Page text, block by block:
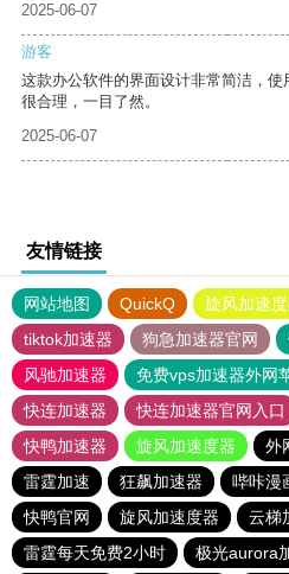
2025-06-07
游客
这款办公软件的界面设计非常简洁，
很合理，一目了然。
2025-06-07
友情链接
网站地图 QuickQ 旋风加速
tiktok加速器
狗急加速器官网
风驰加速器
免费vps加速器外网
快连加速器
快连加速器官网入口
快鸭加速器
旋风加速度器 外
雷霆加速
狂飙加速器 哔咔漫
快鸭官网
旋风加速度器
云梯
雷霆每天免费2小时
极光aurora